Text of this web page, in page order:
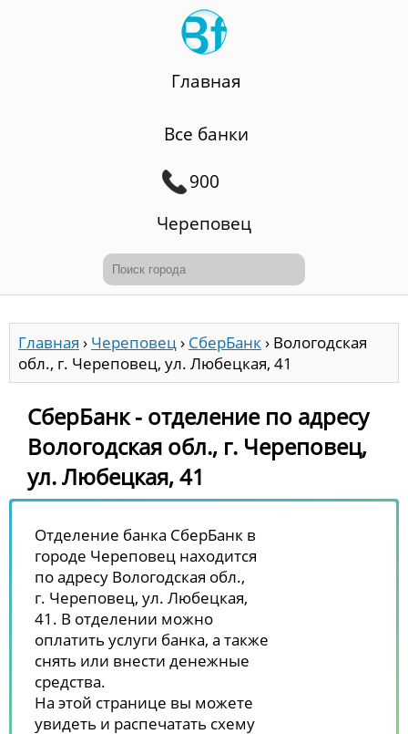
Главная
Все банки
900
Череповец
Главная › Череповец› СберБанк› Вологодская
обл., г. Череповец, ул. Любецкая, 41
СберБанк - отделение по адресу
Вологодская обл., г. Череповец,
ул. Любецкая, 41
Отделение банка СберБанк в
городе Череповец находится
по адресу Вологодская обл.,
г. Череповец, ул. Любецкая,
41. В отделении можно
оплатить услуги банка, а также
снять или внести денежные
средства.
На этой странице вы можете
увидеть и распечатать схему